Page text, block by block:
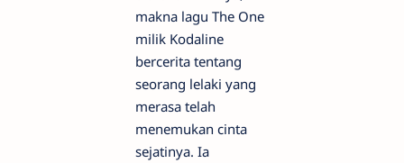
makna lagu The One
milik Kodaline
bercerita tentang
seorang lelaki yang
merasa telah
menemukan cinta
sejatinya. Ia